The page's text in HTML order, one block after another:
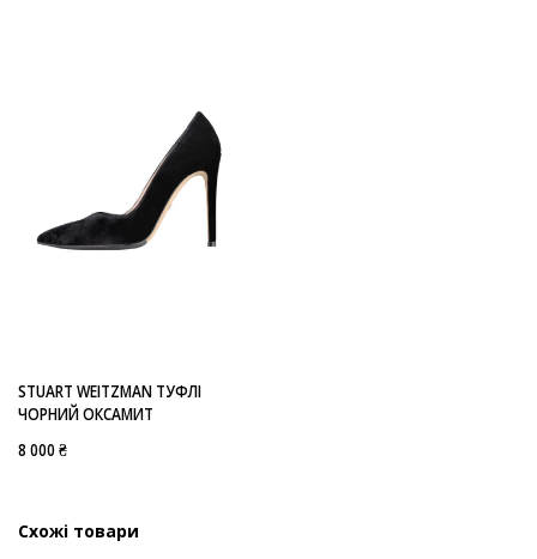
STUART WEITZMAN ТУФЛІ
ЧОРНИЙ ОКСАМИТ
8 000 ₴
Схожі товари